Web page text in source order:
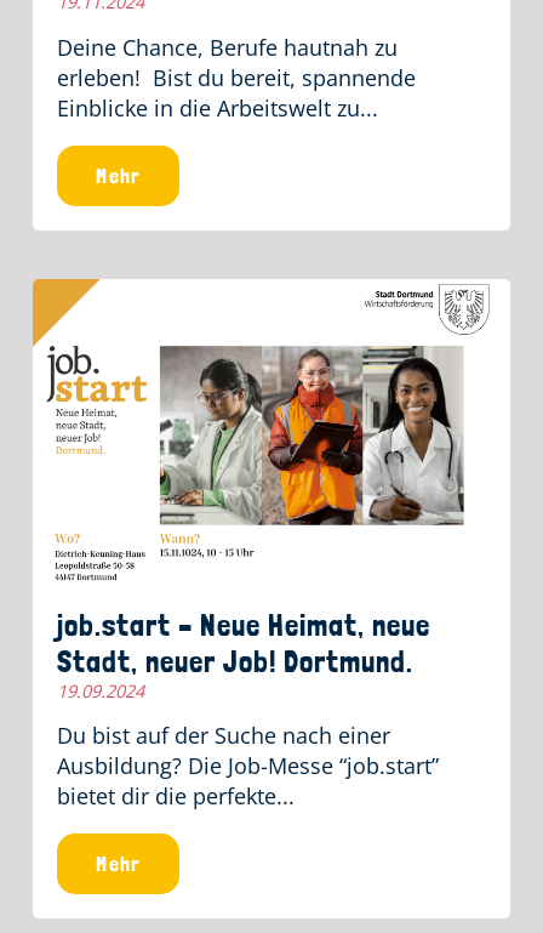
Deine Chance, Berufe hautnah zu
erleben! Bist du bereit, spannende
Einblicke in die Arbeitswelt zu...
Mehr
job.start – Neue Heimat, neue
Stadt, neuer Job! Dortmund.
19.09.2024
Du bist auf der Suche nach einer
Ausbildung? Die Job-Messe “job.start”
bietet dir die perfekte...
Mehr